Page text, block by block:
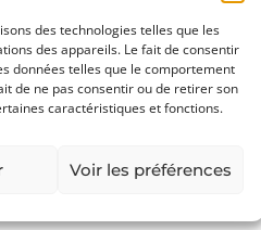
des technologies telles que les
des appareils. Le fait de consentir
données telles que le comportement
de ne pas consentir ou de retirer son
caractéristiques et fonctions.
Voir les préférences